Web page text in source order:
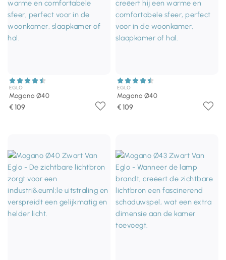
EGLO
Mogano Ø40
€ 109
EGLO
Mogano Ø40
€ 109